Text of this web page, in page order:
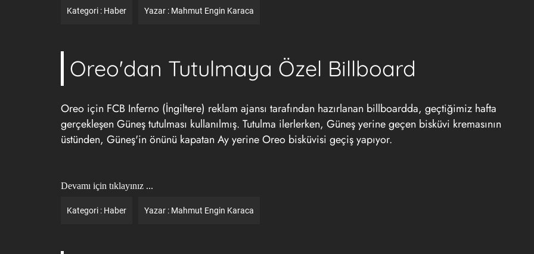
Kategori : Haber Yazar : Mahmut Engin Karaca
Oreo'dan Tutulmaya Özel Billboard
Oreo için FCB Inferno (İngiltere) reklam ajansı tarafından hazırlanan billboardda, geçtiğimiz hafta
gerçekleşen Güneş tutulması kullanılmış. Tutulma ilerlerken, Güneş yerine geçen bisküvi kremasının
üstünden, Güneş'in önünü kapatan Ay yerine Oreo bisküvisi geçiş yapıyor.
Devamı için tıklayınız ...
Kategori : Haber Yazar : Mahmut Engin Karaca